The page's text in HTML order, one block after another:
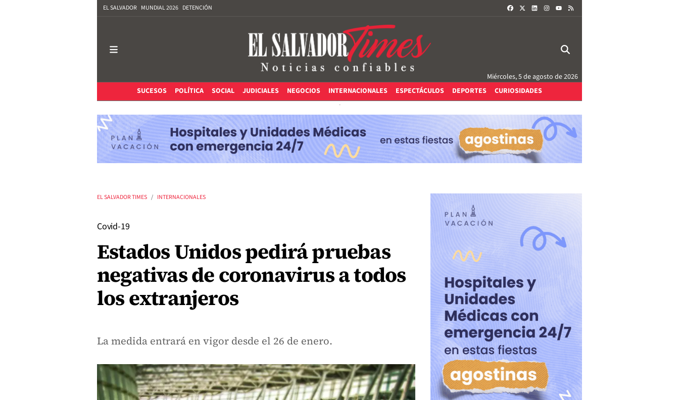
EL SALVADOR MUNDIAL 2026 DETENCIÓN FACEBOOKLINKEDININSTAGRAM
Miércoles, 5 de agosto de 2026
SUCESOS
POLÍTICA SOCIAL JUDICIALES NEGOCIOS INTERNACIONALES ESPECTÁCULOS DEPORTES CURIOSIDADES
EL SALVADOR TIMES INTERNACIONALES
Covid-19
Estados Unidos pedirá pruebas
negativas de coronavirus a todos
los extranjeros
La medida entrará en vigor desde el 26 de enero.